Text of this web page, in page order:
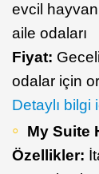
evcil
aile odaları
Fiyat:
odalar için
Detaylı bilgi
My Suite
Özellikler: